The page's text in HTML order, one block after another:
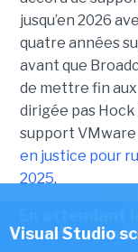
En attendant
jusqu’en 2026
quatre années
avant que
de mettre fin
dirigée pas
support VMware
en justice pour
2025.
Dans les
Visual Studio